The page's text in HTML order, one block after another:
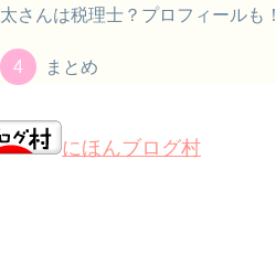
太さんは税理士？プロフィールも！
まとめ
にほんブログ村